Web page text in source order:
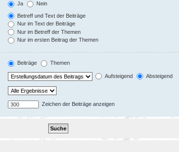
Ja Nein
Betreff und Text der Beiträge
Nur im Text der Beiträge
Nur im Betreff der Themen
Nur im ersten Beitrag der Themen
Beiträge Themen
Aufsteigend Absteigend
Zeichen der Beiträge anzeigen